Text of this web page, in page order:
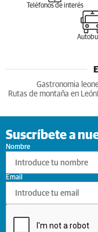
Teléfonos de interés
Gastronomia
Rutas de montaña en León
Suscríbete a
Nombre
Email